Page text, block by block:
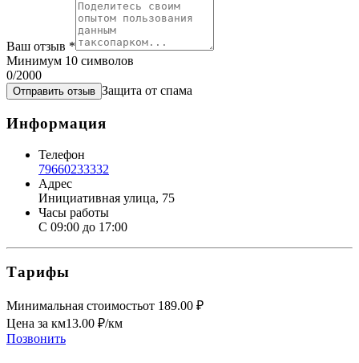
Ваш отзыв *
Минимум 10 символов
0/2000
Отправить отзыв Защита от спама
Информация
Телефон
79660233332
Адрес
Инициативная улица, 75
Часы работы
С 09:00 до 17:00
Тарифы
Минимальная стоимостьот 189.00 ₽
Цена за км13.00 ₽/км
Позвонить